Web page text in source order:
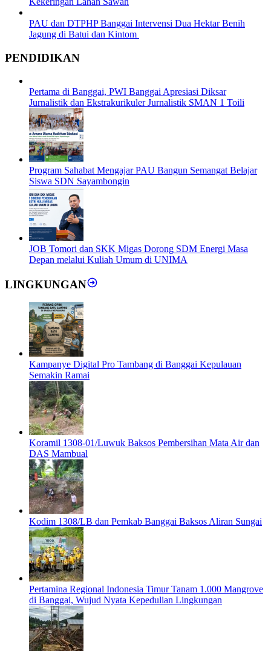
PAU dan DTPHP Banggai Intervensi Dua Hektar Benih
Jagung di Batui dan Kintom
PENDIDIKAN
Pertama di Banggai, PWI Banggai Apresiasi Diksar
Jurnalistik dan Ekstrakurikuler Jurnalistik SMAN 1 Toili
Program Sahabat Mengajar PAU Bangun Semangat Belajar
Siswa SDN Sayambongin
JOB Tomori dan SKK Migas Dorong SDM Energi Masa
Depan melalui Kuliah Umum di UNIMA
LINGKUNGAN
Kampanye Digital Pro Tambang di Banggai Kepulauan
Semakin Ramai
Koramil 1308-01/Luwuk Baksos Pembersihan Mata Air dan
DAS Mambual
Kodim 1308/LB dan Pemkab Banggai Baksos Aliran Sungai
Pertamina Regional Indonesia Timur Tanam 1.000 Mangrove
di Banggai, Wujud Nyata Kepedulian Lingkungan